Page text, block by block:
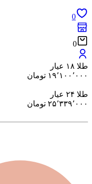
0
0
طلا ۱۸ عیار
۱۹٬۱۰۰٬۰۰۰ تومان
طلا ۲۴ عیار
۲۵٬۳۳۹٬۰۰۰ تومان